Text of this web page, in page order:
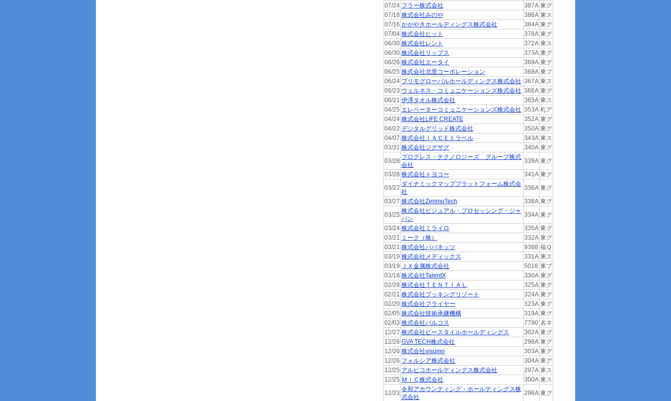
07/24 フラー株式会社 387A 東グ
07/18 株式会社みのや 386A 東ス
07/16 かがやきホールディングス株式会社 384A 東グ
07/04 株式会社ヒット 378A 東グ
06/30 株式会社レント 372A 東ス
06/30 株式会社リップス 373A 東グ
06/26 株式会社エータイ 369A 東グ
06/25 株式会社北里コーポレーション 368A 東プ
06/24 プリモグローバルホールディングス株式会社 367A 東ス
06/23 ウェルネス・コミュニケーションズ株式会社 366A 東グ
06/21 伊澤タオル株式会社 365A 東ス
04/25 エレベーターコミュニケーションズ株式会社 353A 札ア
04/24 株式会社LIFE CREATE 352A 東グ
04/22 デジタルグリッド株式会社 350A 東グ
04/07 株式会社ＩＡＣＥトラベル 343A 東ス
03/31 株式会社ジグザグ 340A 東グ
03/28
プログレス・テクノロジーズ グループ株式
会社
339A 東グ
03/28 株式会社トヨコー 341A 東グ
03/27
ダイナミックマッププラットフォーム株式会
社
336A 東グ
03/27 株式会社ZenmuTech 338A 東グ
03/25
株式会社ビジュアル・プロセッシング・ジャ
パン
334A 東グ
03/24 株式会社ミライロ 335A 東グ
03/21 ミーク（株） 332A 東グ
03/21 株式会社パパネッツ 9388 福Ｑ
03/19 株式会社メディックス 331A 東ス
03/19 ＪＸ金属株式会社 5016 東プ
03/18 株式会社TalentX 330A 東グ
02/28 株式会社ＴＥＮＴＩＡＬ 325A 東グ
02/21 株式会社ブッキングリゾート 324A 東グ
02/20 株式会社フライヤー 323A 東グ
02/05 株式会社技術承継機構 319A 東グ
02/03 株式会社バルコス 7790 名ネ
12/27 株式会社ビースタイルホールディングス 302A 東グ
12/26 GVA TECH株式会社 298A 東グ
12/26 株式会社visumo 303A 東グ
12/26 フォルシア株式会社 304A 東グ
12/25 アルピコホールディングス株式会社 297A 東ス
12/25 ＭＩＣ株式会社 300A 東ス
12/23
令和アカウンティング・ホールディングス株
式会社
296A 東グ